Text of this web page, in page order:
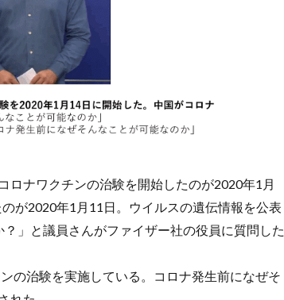
ロナワクチンの治験を開始したのが2020年1月
が2020年1月11日。ウイルスの遺伝情報を公表
」と議員さんがファイザー社の役員に質問した
の治験を実施している。コロナ発生前になぜそ